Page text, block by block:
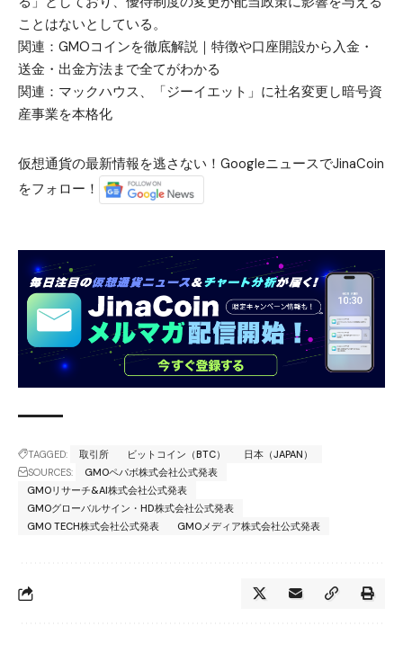
ことはないとしている。
関連： GMOコインを徹底解説｜特徴や口座開設から入金・
送金・出金方法まで全てがわかる
関連： マックハウス、「ジーイエット」に社名変更し暗号資
産事業を本格化
仮想通貨の最新情報を逃さない！GoogleニュースでJinaCoin
をフォロー！
TAGGED: 取引所 ビットコイン（BTC）
日本（JAPAN）
SOURCES:
GMOペパボ株式会社公式発表
GMOリサーチ&AI株式会社公式発表
GMOグローバルサイン・HD株式会社公式発表
GMO TECH株式会社公式発表
GMOメディア株式会社公式発表